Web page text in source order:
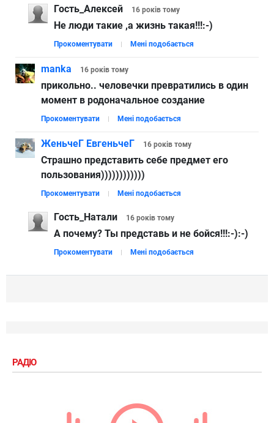
Гость_Алексей 16 років тому
Не люди такие ,а жизнь такая!!!:-)
Прокоментувати Мені подобається
manka 16 років тому
прикольно.. человечки превратились в один
момент в родоначальное создание
Прокоментувати Мені подобається
ЖеньчеГ ЕвгеньчеГ 16 років тому
Страшно представить себе предмет его
пользования))))))))))))
Прокоментувати Мені подобається
Гость_Натали 16 років тому
А почему? Ты представь и не бойся!!!:-):-)
Прокоментувати Мені подобається
РАДІО